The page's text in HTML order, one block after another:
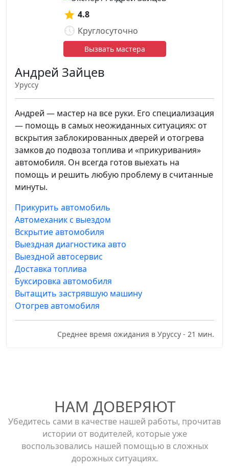
4.8
Круглосуточно
Вызвать мастера
Андрей Зайцев
Уруссу
Андрей — мастер на все руки. Его специализация
— помощь в самых неожиданных ситуациях: от
вскрытия заблокированных дверей и отогрева
замков до подвоза топлива и «прикуривания»
автомобиля. Он всегда готов выехать на
помощь и решить любую проблему в считанные
минуты.
Прикурить автомобиль
Автомеханик с выездом
Вскрытие автомобиля
Выездная диагностика авто
Выездной автосервис
Доставка топлива
Буксировка автомобиля
Вытащить застрявшую машину
Отогрев автомобиля
Среднее время ожидания в Уруссу - 21 мин.
НАМ ДОВЕРЯЮТ
Убедитесь сами в качестве нашей работы, прочитав
истории от водителей, которые уже
воспользовались нашей помощью в сложных
дорожных ситуациях.